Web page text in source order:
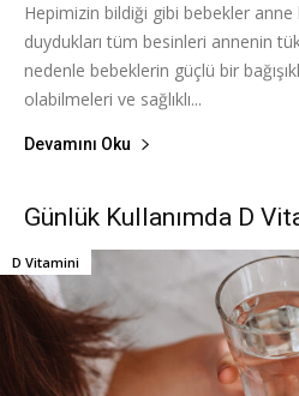
Hepimizin bildiği gibi bebekler anne
duydukları tüm besinleri annenin
nedenle bebeklerin güçlü bir
olabilmeleri ve sağlıklı...
Devamını Oku
Günlük Kullanımda D
D Vitamini